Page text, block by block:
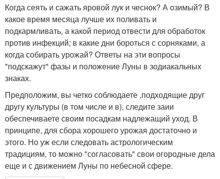
Когда сеять и сажать яровой лук и чеснок? А озимый? В
какое время месяца лучше их поливать и
подкармливать, а какой период отвести для обработок
против инфекций; в какие дни бороться с сорняками, а
когда собирать урожай? Ответы на эти вопросы
"подскажут" фазы и положение Луны в зодиакальных
знаках.
Предположим, вы четко соблюдаете ,подходящие друг
другу культуры (в том числе и в), следите заии
обеспечиваете своим посадкам надлежащий уход. В
принципе, для сбора хорошего урожая достаточно и
этого. Но уж если следовать астрологическим
традициям, то можно "согласовать" свои огородные дела
еще и с движением Луны по небесной сфере.